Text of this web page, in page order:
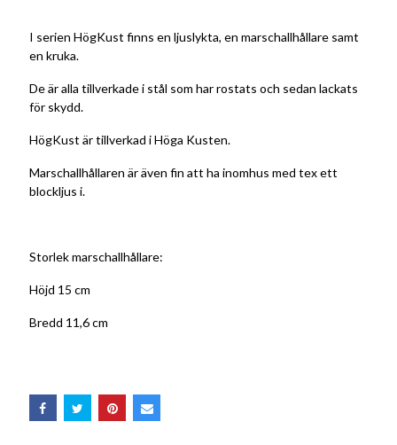
I serien HögKust finns en ljuslykta, en marschallhållare samt
en kruka.
De är alla tillverkade i stål som har rostats och sedan lackats
för skydd.
HögKust är tillverkad i Höga Kusten.
Marschallhållaren är även fin att ha inomhus med tex ett
blockljus i.
Storlek marschallhållare:
Höjd 15 cm
Bredd 11,6 cm